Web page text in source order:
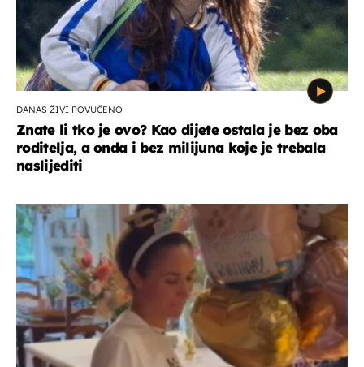
DANAS ŽIVI POVUČENO
Znate li tko je ovo? Kao dijete ostala je bez oba
roditelja, a onda i bez milijuna koje je trebala
naslijediti